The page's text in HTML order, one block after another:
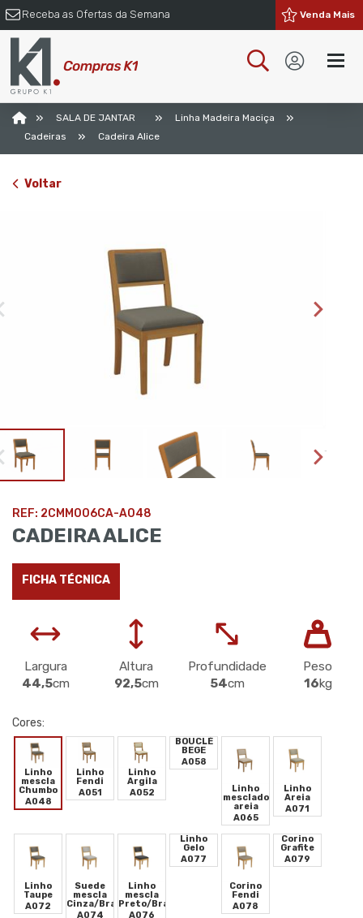
Receba as Ofertas da Semana Venda Mais
» SALA DE JANTAR » Linha Madeira Maciça »
Cadeiras » Cadeira Alice
Voltar
REF: 2CMM006CA-A048
CADEIRA ALICE
FICHA TÉCNICA
Largura
44,5cm
Altura
92,5cm
Profundidade
54cm
Peso
16kg
Cores:
Linho
mescla
Chumbo
A048
Linho
Fendi
A051
Linho
Argila
A052
BOUCLÉ
BEGE
A058
Linho
mesclado
areia
A065
Linho
Areia
A071
Linho
Taupe
A072
Suede
mescla
Cinza/Branco
A074
Linho
mescla
Preto/Branco
A076
Linho
Gelo
A077
Corino
Fendi
A078
Corino
Grafite
A079